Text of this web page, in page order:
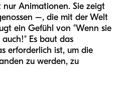
Animationen. Sie zeigt
–, die mit der Welt
ein Gefühl von "Wenn sie
Es baut das
erforderlich ist, um die
zu werden, zu